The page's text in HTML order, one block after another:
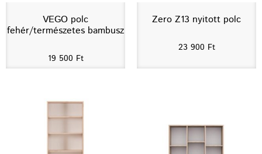
VEGO polc
fehér/természetes bambusz
19 500 Ft
Zero Z13 nyitott polc
23 900 Ft